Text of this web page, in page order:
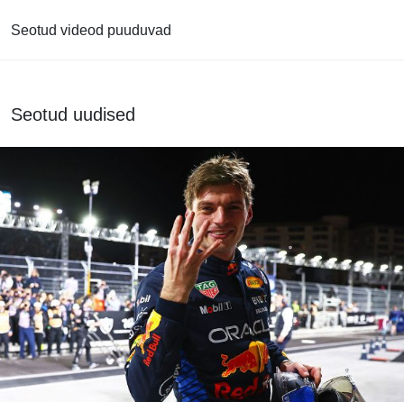
Seotud videod puuduvad
Seotud uudised